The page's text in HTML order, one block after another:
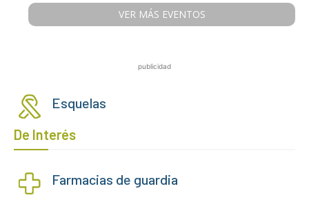
VER MÁS EVENTOS
publicidad
Esquelas
De Interés
Farmacias de guardia